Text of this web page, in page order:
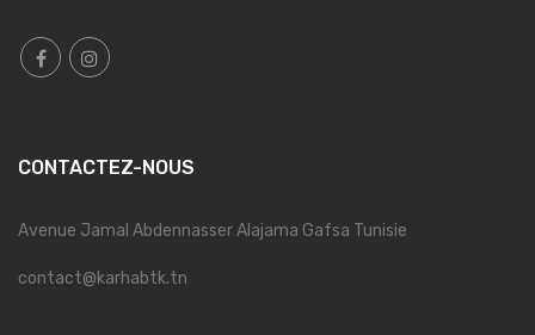
CONTACTEZ-NOUS
Avenue Jamal Abdennasser Alajama Gafsa Tunisie
contact@karhabtk.tn